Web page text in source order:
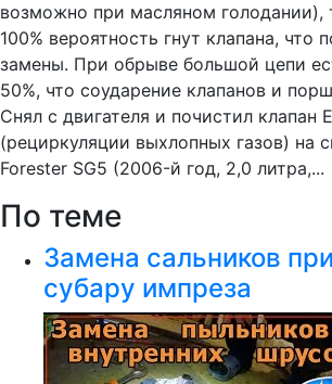
возможно при масляном голодании),
100% вероятность гнут клапана, что
замены. При обрыве большой цепи
50%, что соударение клапанов и
Снял с двигателя и почистил клапан
(рециркуляции выхлопных газов) на
Forester SG5 (2006-й год, 2,0 литра,...
По теме
Замена сальников
субару импреза